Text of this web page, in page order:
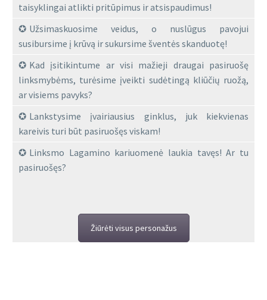
taisyklingai atlikti pritūpimus ir atsispaudimus!
Užsimaskuosime veidus, o nuslūgus pavojui
susibursime į krūvą ir sukursime šventės skanduotę!
Kad įsitikintume ar visi mažieji draugai pasiruošę
linksmybėms, turėsime įveikti sudėtingą kliūčių ruožą,
ar visiems pavyks?
Lankstysime įvairiausius ginklus, juk kiekvienas
kareivis turi būt pasiruošęs viskam!
Linksmo Lagamino kariuomenė laukia tavęs! Ar tu
pasiruošęs?
Žiūrėti visus personažus